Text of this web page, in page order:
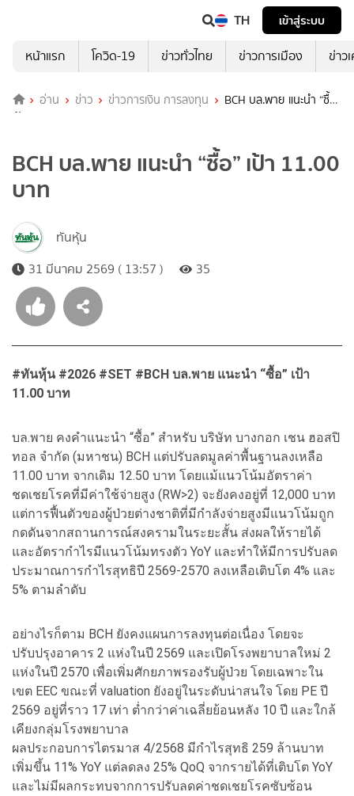
TH
เข้าสู่ระบบ
หน้าแรก
โควิด-19 ข่าวทั่วไทย ข่าวการเมือง ข่าว
อ่าน ข่าว ข่าวการเงิน การลงทุน
BCH บล.พาย แนะนำ “ซื้อ”
เป้า 11.00 บาท
BCH บล.พาย แนะนำ “ซื้อ” เป้า 11.00
บาท
ทันหุ้น
31 มีนาคม 2569 ( 13:57 )
35
#ทันหุ้น #2026 #SET #BCH บล.พาย แนะนำ “ซื้อ” เป้า
11.00 บาท
บล.พาย คงคำแนะนำ “ซื้อ” สำหรับ บริษัท บางกอก เชน ฮอสปิ
ทอล จำกัด (มหาชน) BCH แต่ปรับลดมูลค่าพื้นฐานลงเหลือ
11.00 บาท จากเดิม 12.50 บาท โดยแม้แนวโน้มอัตราค่า
ชดเชยโรคที่มีค่าใช้จ่ายสูง (RW>2) จะยังคงอยู่ที่ 12,000 บาท
แต่การฟื้นตัวของผู้ป่วยต่างชาติที่มีกำลังจ่ายสูงมีแนวโน้มถูก
กดดันจากสถานการณ์สงครามในระยะสั้น ส่งผลให้รายได้
และอัตรากำไรมีแนวโน้มทรงตัว YoY และทำให้มีการปรับลด
ประมาณการกำไรสุทธิปี 2569-2570 ลงเหลือเติบโต 4% และ
5% ตามลำดับ
อย่างไรก็ตาม BCH ยังคงแผนการลงทุนต่อเนื่อง โดยจะ
ปรับปรุงอาคาร 2 แห่งในปี 2569 และเปิดโรงพยาบาลใหม่ 2
แห่งในปี 2570 เพื่อเพิ่มศักยภาพรองรับผู้ป่วย โดยเฉพาะใน
เขต EEC ขณะที่ valuation ยังอยู่ในระดับน่าสนใจ โดย PE ปี
2569 อยู่ที่ราว 17 เท่า ต่ำกว่าค่าเฉลี่ยย้อนหลัง 10 ปี และใกล้
เคียงกลุ่มโรงพยาบาล
ผลประกอบการไตรมาส 4/2568 มีกำไรสุทธิ 259 ล้านบาท
เพิ่มขึ้น 11% YoY แต่ลดลง 25% QoQ จากรายได้ที่เติบโต YoY
และไม่มีผลกระทบจากการปรับลดค่าชดเชยโรคซับซ้อน